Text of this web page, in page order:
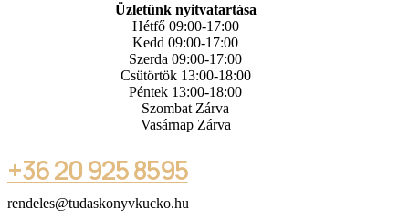
Üzletünk nyitvatartása
Hétfő 09:00-17:00
Kedd 09:00-17:00
Szerda 09:00-17:00
Csütörtök 13:00-18:00
Péntek 13:00-18:00
Szombat Zárva
Vasárnap Zárva
+36 20 925 8595
rendeles@tudaskonyvkucko.hu